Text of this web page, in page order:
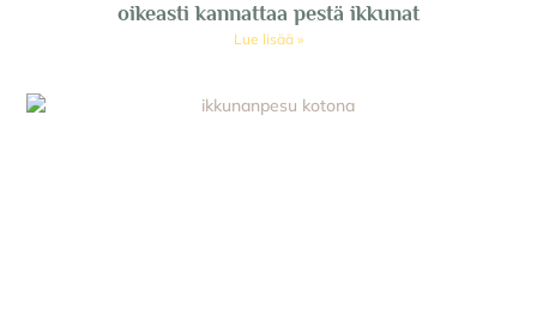
oikeasti kannattaa pestä ikkunat
Lue lisää »